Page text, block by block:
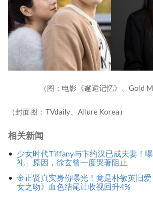
（图：电影《邂逅记忆》、Gold
（封面图：TVdaily、Allure Korea）
相关新闻
少女时代Tiffany与卞约汉已成夫妻！
礼」原因，徐玄曾一度哭著阻止
金正贤真实身份曝光！竟是朴敏英旧
女之吻》血色结尾让收视回升4%